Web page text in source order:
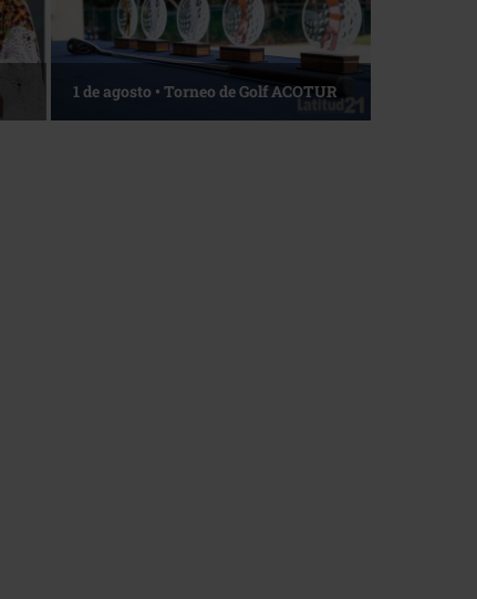
1 de agosto • Torneo de Golf ACOTUR